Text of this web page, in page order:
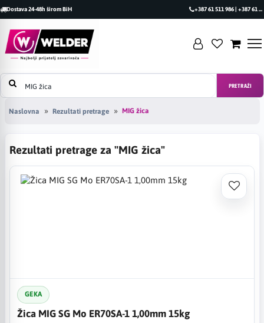
Dostava 24-48h širom BiH +387 61 511 986 | +387 61 493 470
PRETRAŽI
Naslovna Rezultati pretrage MIG žica
Rezultati pretrage za "MIG žica"
GEKA
Žica MIG SG Mo ER70SA-1 1,00mm 15kg